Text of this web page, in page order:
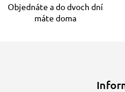
Objednáte a do dvoch dní
máte doma